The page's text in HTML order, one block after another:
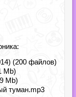
(200 файлов)
Mb)
Mb)
туман.mp3